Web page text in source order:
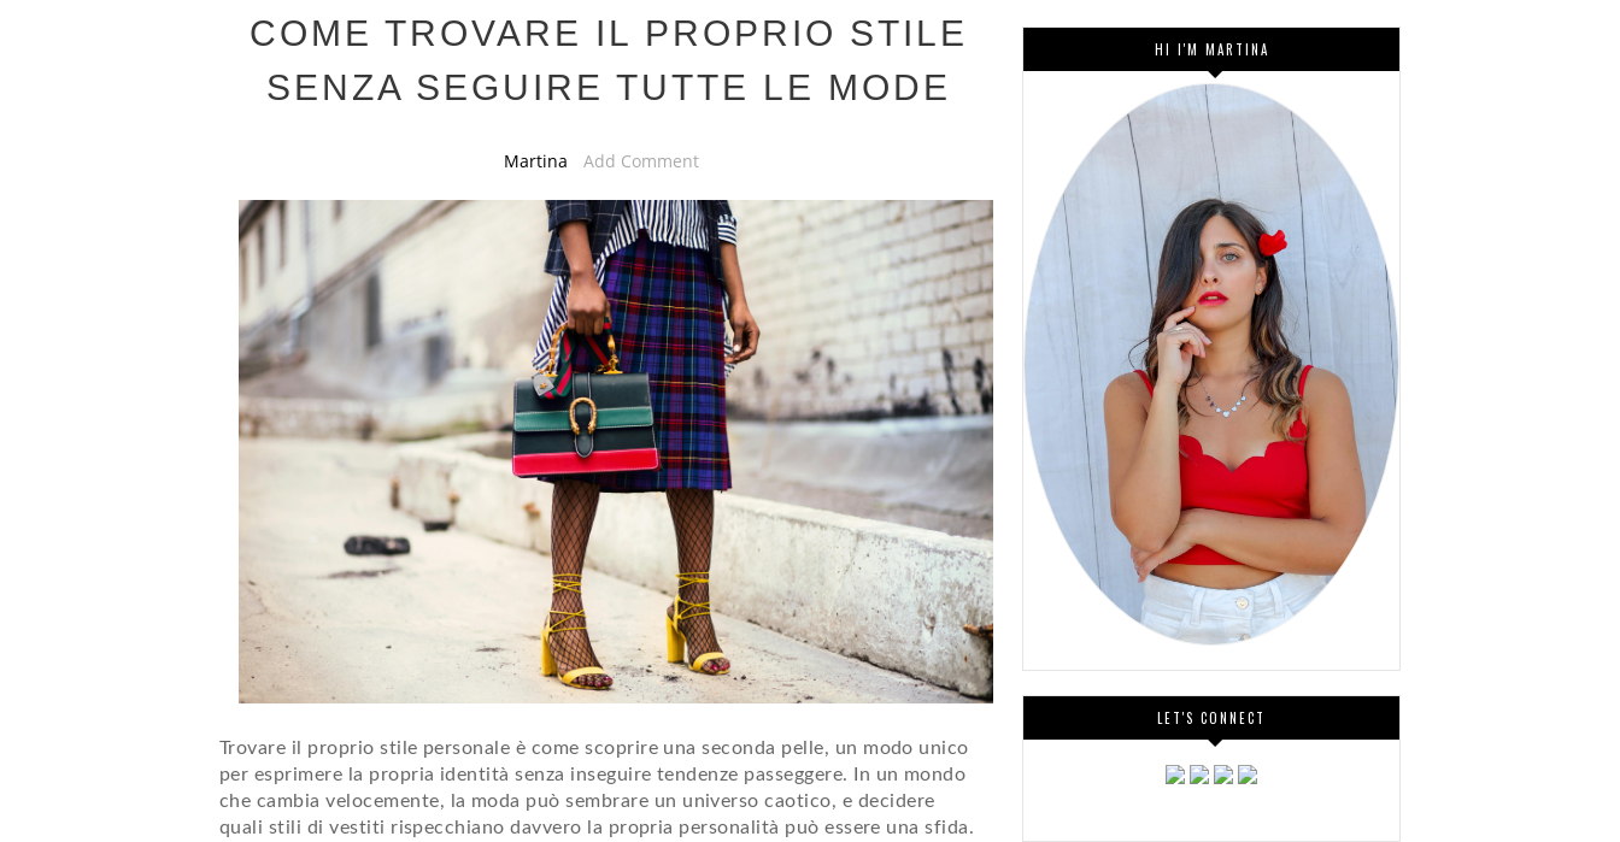
COME TROVARE IL PROPRIO STILE
SENZA SEGUIRE TUTTE LE MODE
Martina Add Comment
Trovare il proprio stile personale è come scoprire una seconda pelle, un modo unico
per esprimere la propria identità senza inseguire tendenze passeggere. In un mondo
che cambia velocemente, la moda può sembrare un universo caotico, e decidere
quali stili di vestiti rispecchiano davvero la propria personalità può essere una sfida.
HI I'M MARTINA
LET'S CONNECT